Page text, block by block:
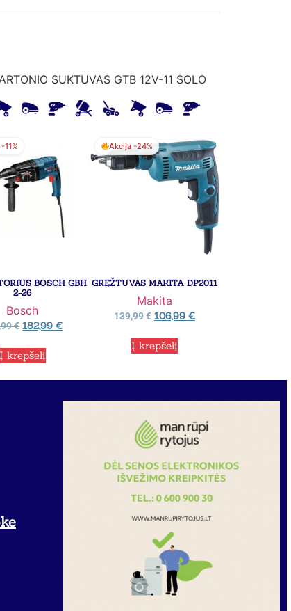
SUKTUVAS GTB 12V-11 SOLO
11%
BOSCH GBH
2-26
Bosch
€ 182,99€
Į krepšelį
Akcija -24%
GRĘŽTUVAS MAKITA DP2011
Makita
139,99€ 106,99 €
Į krepšelį